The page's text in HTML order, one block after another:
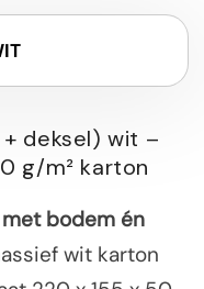
deksel) wit –
g/m² karton
bodem én
wit karton